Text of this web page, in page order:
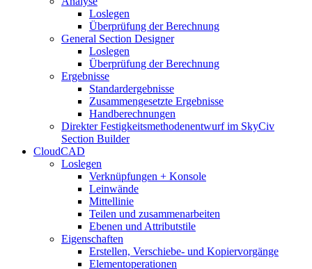
Loslegen
Überprüfung der Berechnung
General Section Designer
Loslegen
Überprüfung der Berechnung
Ergebnisse
Standardergebnisse
Zusammengesetzte Ergebnisse
Handberechnungen
Direkter Festigkeitsmethodenentwurf im SkyCiv
Section Builder
CloudCAD
Loslegen
Verknüpfungen + Konsole
Leinwände
Mittellinie
Teilen und zusammenarbeiten
Ebenen und Attributstile
Eigenschaften
Erstellen, Verschiebe- und Kopiervorgänge
Elementoperationen